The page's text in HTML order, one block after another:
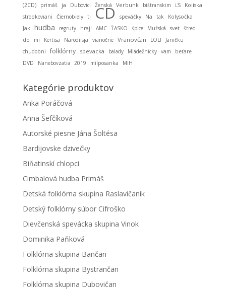
(2CD) primáš ja Dubovici Ženská Verbunk bištranskim ĽS
Kolíska
stropkoviani
Čiernobiely ti CD speváčky Na tak
Kolysočka
Jak hudba regruty hraj! AMC ŤASKO śpice Mužská svet štred
do
mi Kertisa Narodilsja vianočne Vranovčan LOLI
Janičku
chudobni
folklórny spevacka balady Mládežnícky vam
beťare
DVD
Nanebovzatia 2019 milposanka MIH
Kategórie produktov
Anka Poráčová
Anna Šefčíková
Autorské piesne Jána Šoltésa
Bardijovske dzivečky
Biňatinskí chlopci
Cimbalová hudba Primáš
Detská folklórna skupina Raslavičanik
Detský folklórny súbor Cifroško
Dievčenská spevácka skupina Vinok
Dominika Paňková
Folklórna skupina Bančan
Folklórna skupina Bystrančan
Folklórna skupina Dubovičan